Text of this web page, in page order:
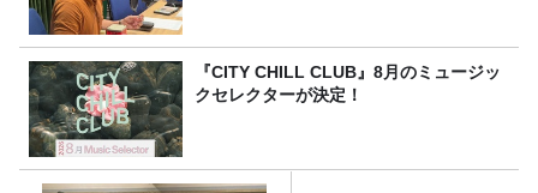
『CITY CHILL CLUB』8月のミュージッ
クセレクターが決定！